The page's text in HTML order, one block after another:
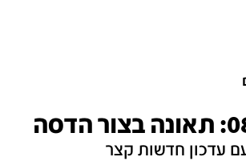
עדכון חדשות קצר